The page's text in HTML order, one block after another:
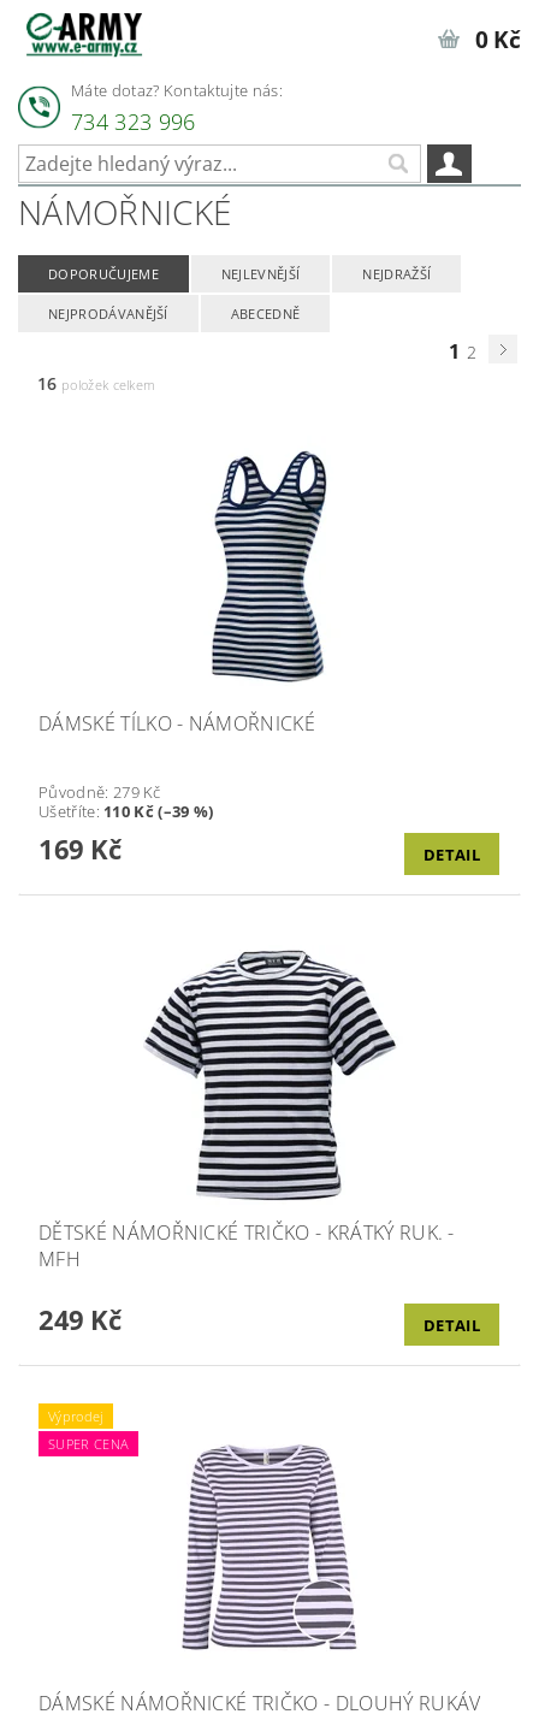
Máte dotaz? Kontaktujte nás:
734 323 996
0 Kč
NÁMOŘNICKÉ
DOPORUČUJEME NEJLEVNĚJŠÍ NEJDRAŽŠÍ
NEJPRODÁVANĚJŠÍ ABECEDNĚ
1 2
16 položek celkem
DÁMSKÉ TÍLKO - NÁMOŘNICKÉ
Původně: 279 Kč
Ušetříte: 110 Kč (–39 %)
169 Kč DETAIL
DĚTSKÉ NÁMOŘNICKÉ TRIČKO - KRÁTKÝ RUK. -
MFH
249 Kč DETAIL
Výprodej
SUPER CENA
DÁMSKÉ NÁMOŘNICKÉ TRIČKO - DLOUHÝ RUKÁV